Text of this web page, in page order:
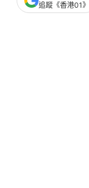
追蹤《香港01》